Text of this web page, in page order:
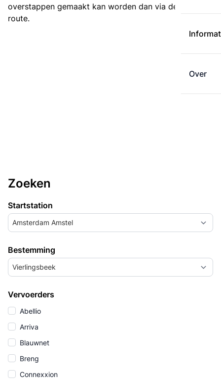
Over
overstappen gemaakt kan worden dan via de kortste
route.
Zoeken
Startstation
Amsterdam Amstel
Bestemming
Vierlingsbeek
Vervoerders
Abellio
Arriva
Blauwnet
Breng
Connexxion